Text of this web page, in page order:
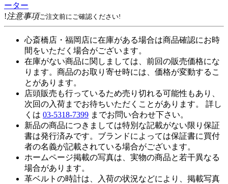
ーター
!注意事項ご注文前にご確認ください!
心斎橋店・福岡店に在庫がある場合は商品確認にお時
間をいただく場合がございます。
在庫がない商品に関しましては、前回の販売価格にな
ります。商品のお取り寄せ時には、価格が変動するこ
とがあります。
店頭販売も行っているため売り切れる可能性もあり、
次回の入荷までお待ちいただくことがあります。 詳し
くは 03-5318-7399 までお問い合わせ下さい。
新品の商品につきましては特別な記載がない限り保証
書は発行済みです。ブランドによっては保証書に買付
者の名義が記載されている場合がございます。
ホームページ掲載の写真は、実物の商品と若干異なる
場合があります。
革ベルトの時計は、入荷の状況などにより、掲載写真